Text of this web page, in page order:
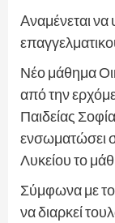
Aναμένεται να
Νέο μάθημα
από την
Παιδείας
ενσωματώσει
Λυκείου το
Σύμφωνα με
να διαρκεί